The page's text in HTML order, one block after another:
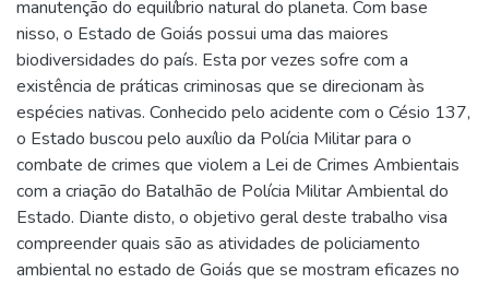
manutenção do equilíbrio natural do planeta. Com base
nisso, o Estado de Goiás possui uma das maiores
biodiversidades do país. Esta por vezes sofre com a
existência de práticas criminosas que se direcionam às
espécies nativas. Conhecido pelo acidente com o Césio 137,
o Estado buscou pelo auxílio da Polícia Militar para o
combate de crimes que violem a Lei de Crimes Ambientais
com a criação do Batalhão de Polícia Militar Ambiental do
Estado. Diante disto, o objetivo geral deste trabalho visa
compreender quais são as atividades de policiamento
ambiental no estado de Goiás que se mostram eficazes no